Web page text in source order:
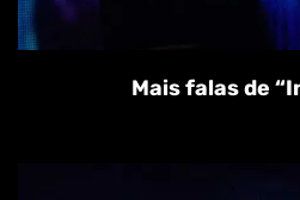
Mais falas de